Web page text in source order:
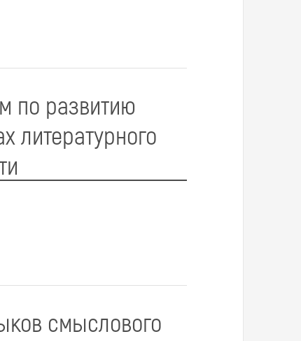
по развитию
литературного
смыслового